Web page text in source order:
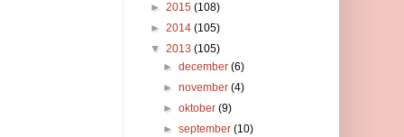
► 2015 (108)
► 2014 (105)
▼ 2013 (105)
►december(6)
►november(4)
►oktober(9)
►september(10)